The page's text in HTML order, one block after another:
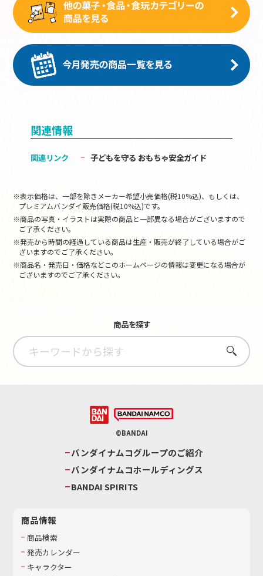
関連情報
関連リンク 子どもを守る おもちゃ安全ガイド
※表示価格は、一部を除きメーカー希望小売価格(税10%込)、もしくは、
プレミアムバンダイ販売価格(税10%込)です。
※商品の写真・イラストは実際の商品と一部異なる場合がございますので
ご了承ください。
※発売から時間の経過している商品は生産・販売が終了している場合がご
ざいますのでご了承ください。
※商品名・発売日・価格などこのホームページの情報は変更になる場合が
ございますのでご了承ください。
商品を探す
さがす
©BANDAI
バンダイナムコグループのご紹介
バンダイナムコホールディングス
BANDAI SPIRITS
商品情報
商品検索
発売カレンダー
キャラクター